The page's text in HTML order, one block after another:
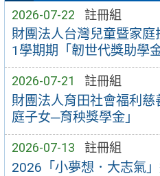
2026-07-22 註冊組
財團法人台灣兒童暨家
1學期期「韌世代獎助學金
2026-07-21 註冊組
財團法人育田社會福利
庭子女─育秧獎學金」
2026-07-13 註冊組
2026「小夢想．大志氣